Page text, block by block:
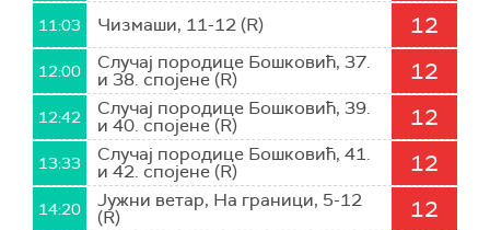
11:03 Чизмаши, 11-12 (R) 12
12:00 Случај породице Бошковић, 37.
и 38. спојене (R) 12
12:42 Случај породице Бошковић, 39.
и 40. спојене (R) 12
13:33 Случај породице Бошковић, 41.
и 42. спојене (R) 12
14:20 Јужни ветар, На граници, 5-12
(R) 12